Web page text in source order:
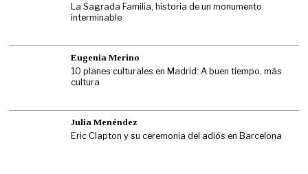
La Sagrada Familia, historia de un monumento
interminable
Eugenia Merino
10 planes culturales en Madrid: A buen tiempo, más
cultura
Julia Menéndez
Eric Clapton y su ceremonia del adiós en Barcelona